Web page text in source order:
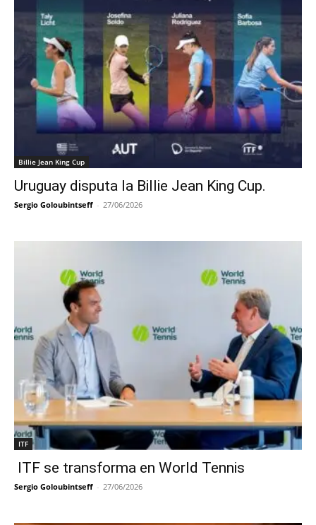
Billie Jean King Cup
Uruguay disputa la Billie Jean King Cup.
Sergio Goloubintseff - 27/06/2026
ITF
ITF se transforma en World Tennis
Sergio Goloubintseff - 27/06/2026